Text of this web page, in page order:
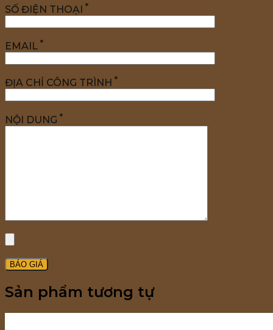
SỐ ĐIỆN THOẠI *
EMAIL *
ĐỊA CHỈ CÔNG TRÌNH *
NỘI DUNG *
Sản phẩm tương tự